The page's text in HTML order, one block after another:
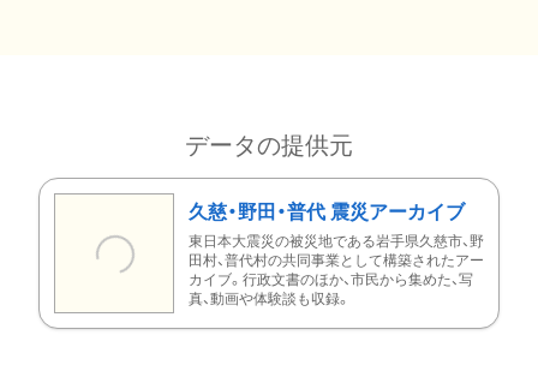
データの提供元
久慈・野田・普代 震災アーカイブ
東日本大震災の被災地である岩手県久慈市、野
田村、普代村の共同事業として構築されたアー
カイブ。行政文書のほか、市民から集めた、写
真、動画や体験談も収録。